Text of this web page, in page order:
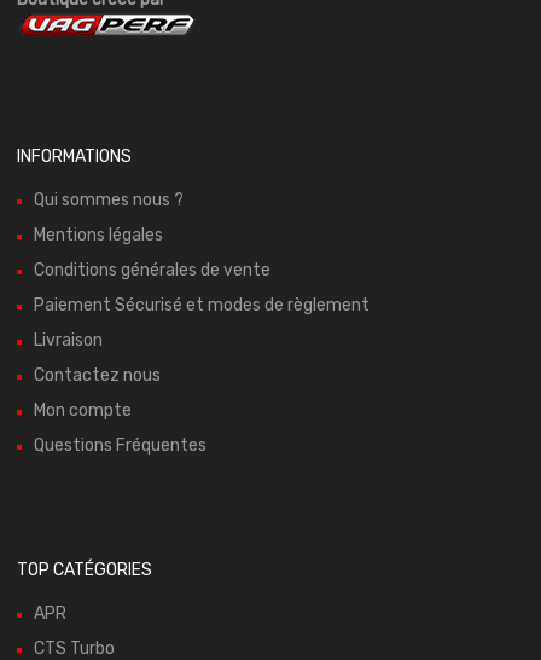
INFORMATIONS
Qui sommes nous ?
Mentions légales
Conditions générales de vente
Paiement Sécurisé et modes de règlement
Livraison
Contactez nous
Mon compte
Questions Fréquentes
TOP CATÉGORIES
APR
CTS Turbo